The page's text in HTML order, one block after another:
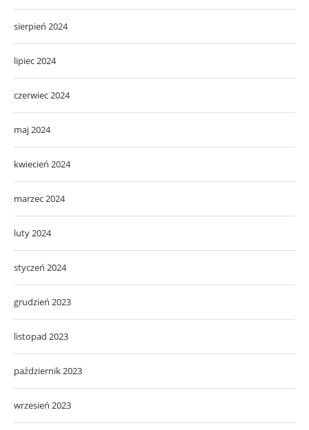
sierpień 2024
lipiec 2024
czerwiec 2024
maj 2024
kwiecień 2024
marzec 2024
luty 2024
styczeń 2024
grudzień 2023
listopad 2023
październik 2023
wrzesień 2023